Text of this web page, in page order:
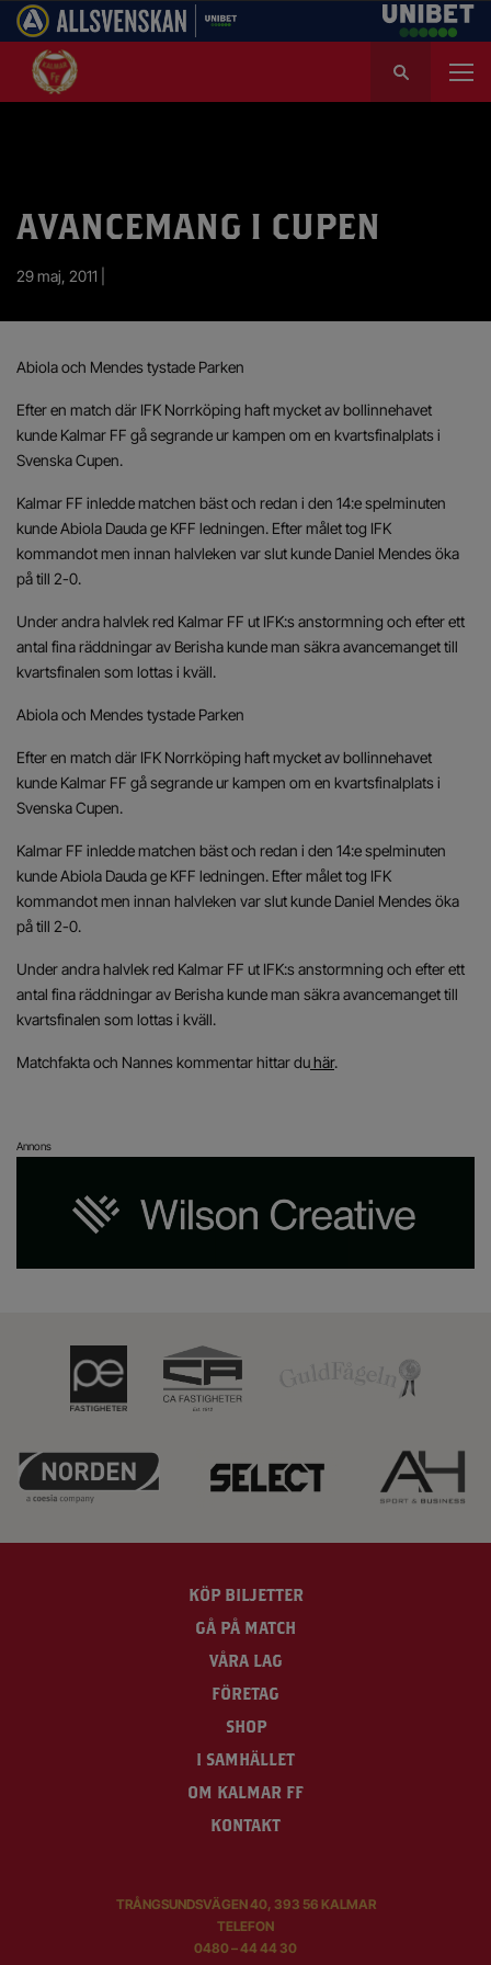
k
AVANCEMANG I CUPEN
29 maj, 2011 |
Abiola och Mendes tystade Parken
Efter en match där IFK Norrköping haft mycket av bollinnehavet
kunde Kalmar FF gå segrande ur kampen om en kvartsfinalplats i
Svenska Cupen.
Kalmar FF inledde matchen bäst och redan i den 14:e spelminuten
kunde Abiola Dauda ge KFF ledningen. Efter målet tog IFK
kommandot men innan halvleken var slut kunde Daniel Mendes öka
på till 2-0.
Under andra halvlek red Kalmar FF ut IFK:s anstormning och efter ett
antal fina räddningar av Berisha kunde man säkra avancemanget till
kvartsfinalen som lottas i kväll.
Abiola och Mendes tystade Parken
Efter en match där IFK Norrköping haft mycket av bollinnehavet
kunde Kalmar FF gå segrande ur kampen om en kvartsfinalplats i
Svenska Cupen.
Kalmar FF inledde matchen bäst och redan i den 14:e spelminuten
kunde Abiola Dauda ge KFF ledningen. Efter målet tog IFK
kommandot men innan halvleken var slut kunde Daniel Mendes öka
på till 2-0.
Under andra halvlek red Kalmar FF ut IFK:s anstormning och efter ett
antal fina räddningar av Berisha kunde man säkra avancemanget till
kvartsfinalen som lottas i kväll.
Matchfakta och Nannes kommentar hittar duhär.
Annons
KÖP BILJETTER
GÅ PÅ MATCH
VÅRA LAG
FÖRETAG
SHOP
I SAMHÄLLET
OM KALMAR FF
KONTAKT
TRÅNGSUNDSVÄGEN 40, 393 56 KALMAR
TELEFON
0480 – 44 44 30